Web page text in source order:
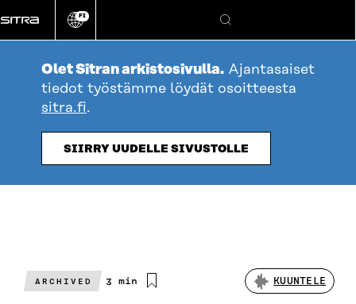
suoraan
sisältöön
Vaihda
kieli
FI
Hae
Olet Sitran arkistosivulla. Ajantasaiset
tiedot työstämme löydät osoitteesta
sitra.fi.
SIIRRY UUDELLE SIVUSTOLLE
ARCHIVED
Arvioitu
3 min KUUNTELE